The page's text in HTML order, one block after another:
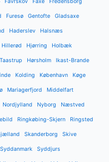
Favrskov Faxe Fredensborg
Furesø Gentofte Gladsaxe
Haderslev Halsnæs
Hillerød Hjørring Holbæk
Hørsholm Ikast-Brande
Kolding København Køge
Mariagerfjord Middelfart
Nordjylland Nyborg Næstved
Ringkøbing-Skjern Ringsted
Skanderborg Skive
Syddanmark Syddjurs